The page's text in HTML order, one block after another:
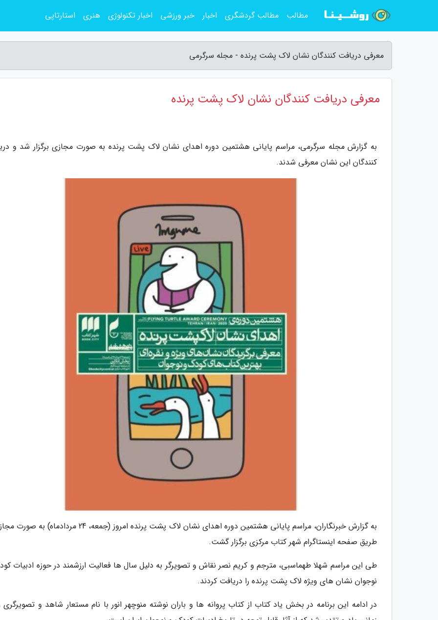
معرفی دریافت کنندگان نشان لاک پشت پرنده - مجله سرگرمی
معرفی دریافت کنندگان نشان لاک پشت پرنده
به گزارش مجله سرگرمی، مراسم پایانی هشتمین دوره اهدای نشان لاک پشت پرنده به صورت مجازی برگزار شد و
کنندگان این نشان معرفی شدند.
به گزارش خبرنگاران، مراسم پایانی هشتمین دوره اهدای نشان لاک پشت پرنده امروز (جمعه، 24
طریق صفحه اینستاگرام شهر کتاب مرکزی برگزار گشت.
طی این مراسم شهلا طهماسبی، مترجم و کریم نصر نقاش و تصویرگر به دلیل سال ها فعالیت ارزشمند در حوزه ادبیات
نوجوان نشان های ویژه لاک پشت پرنده را دریافت کردند.
در ادامه این برنامه در بخش یاد کتاب از کتاب پروانه ها و باران نوشته منوچهر انور با نام مستعار شاهد و تصویرگری
مطالب مطالب گردشگری اخبار خبر ورزشی اخبار تکنولوژی هنری استارتاپی